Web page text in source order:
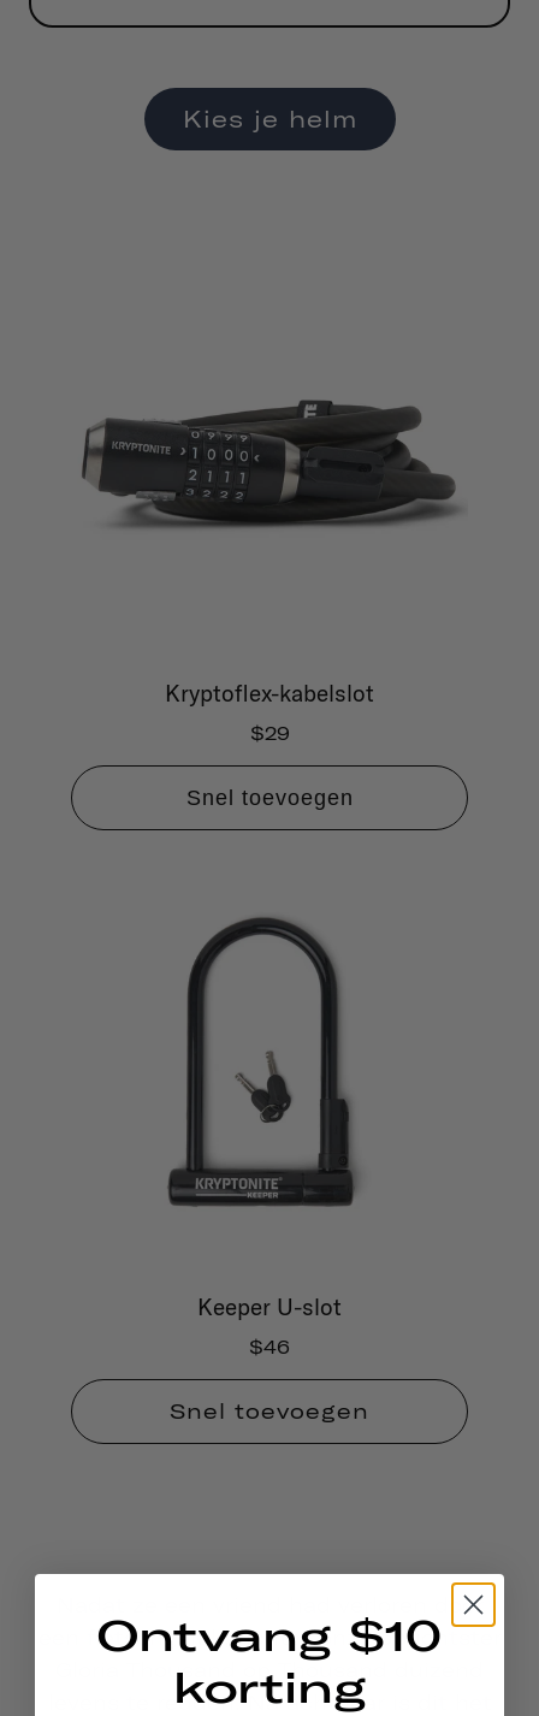
Kies je helm
Kryptoflex-kabelslot
$29
Snel toevoegen
Keeper U-slot
$46
Snel toevoegen
Nadat ze een vriend had verloren door
een fietsongeluk, richtte onze oprichtster
Gloria Thousand op Thousand duizend
levens te redden. Na acht jaar is dit het
Ontvang $10
korting